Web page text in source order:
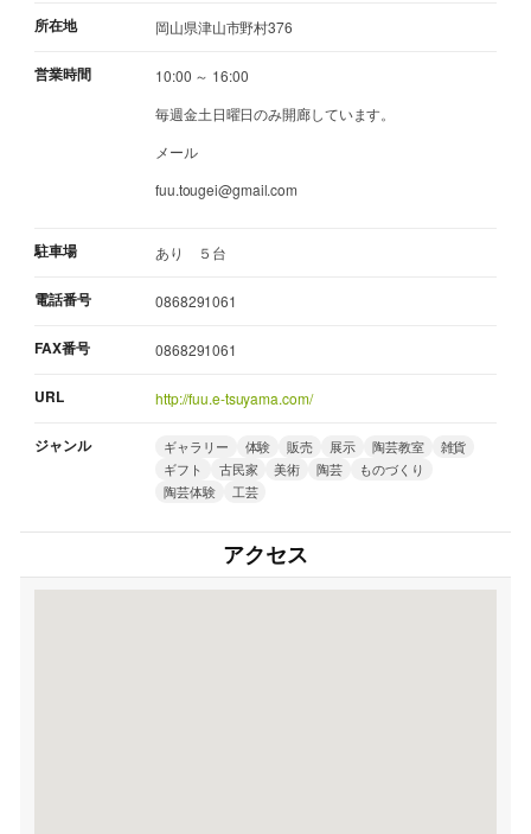
所在地 岡山県津山市野村376
営業時間
10:00 ～ 16:00
毎週金土日曜日のみ開廊しています。
メール
fuu.tougei@gmail.com
駐車場 あり ５台
電話番号 0868291061
FAX番号 0868291061
URL http://fuu.e-tsuyama.com/
ジャンル ギャラリー 体験 販売 展示 陶芸教室
雑貨
ギフト
古民家 美術 陶芸
ものづくり
陶芸体験
工芸
アクセス